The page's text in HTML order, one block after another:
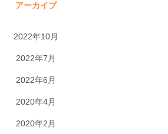
アーカイブ
2022年10月
2022年7月
2022年6月
2020年4月
2020年2月